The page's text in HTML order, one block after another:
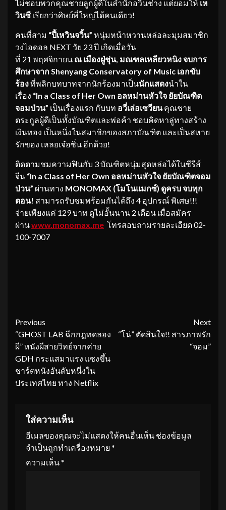
ไม่ชอบพวกคุณชายลูกผู้ดีในสำนักอวิ๋นช่าง แต่ยอมให้ เห
วินซี เรียกว่าศิษย์พี่ใหญ่ได้คนเดียว!
คนที่สาม “ปี้เหวินจวิ้น” หนุ่มหน้าหวานหล่อละมุมสมาชิก
วงไอดอล NEXT วัย 23 ปี เกิดเมื่อวัน
ที่ 21 พฤศจิกายน ณ เมืองฝู่ชุ่น, มณฑลเหลียวหนิง จบการ
ศึกษาจาก Shenyang Conservatory of Music เอกขับ
ร้องที่พลิกบทบาทจากนักร้องมาเป็นนักแสดงนําใน
เรื่อง “In a Class of Her Own อลหม่านหัวใจ ยัยบัณฑิต
จอมป่วน” เป็นเรื่องแรก กับบท อวี่เล่อเซวียนคุณชาย
ตระกูลผู้ดีเป็นทั้งบัณฑิตและพ่อค้า ชอบคิดหาลู่ทางสร้าง
เงินทอง เป็นหนึ่งในสมาชิกของสภาบัณฑิต และเป็นสหาย
รักของ เหลยเจ๋อซิ่น อีกด้วย!
ติดตามชมความฟินกับ 3 บัณฑิตหนุ่มสุดหล่อได้ในซีรีส์
จีน “In a Class of Her Own อลหม่านหัวใจ ยัยบัณฑิตจอม
ป่วน” ผ่านทาง MONOMAX (โมโนแมกซ์) ดูครบ จบทุก
ตอน! สามารถรับชมพร้อมกันได้ถึง 4 อุปกรณ์ พิเศษ!!!
จ่ายเพียงแค่ 129 บาท ดูไม่อั้นนาน 2 เดือน เมื่อสมัคร
ผ่านwww.monomax.me โทรสอบถามรายละเอียด 02-
100-7007
Continue
Reading
Previous
“GHOST LAB ฉีกกฎทดลอง
ผี” หนังผีสายวิทย์จากค่าย
GDH กระแสมาแรง แซงขึ้น
ชาร์ตหนังอันดับหนึ่งใน
ประเทศไทย ทาง Netflix
Next
“โน่” ตัดสินใจ!! สารภาพรัก
“จอม”
ใส่ความเห็น
อีเมลของคุณจะไม่แสดงให้คนอื่นเห็น ช่องข้อมูล
จำเป็นถูกทำเครื่องหมาย *
ความเห็น*